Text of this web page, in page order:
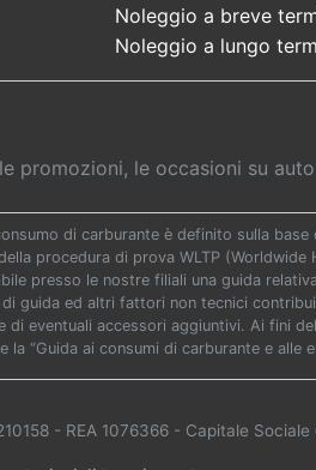
Noleggio a breve
Noleggio a lungo
promozioni, le occasioni su
di carburante è definito sulla
procedura di prova WLTP
presso le nostre filiali una guida
guida ed altri fattori non tecnici
di eventuali accessori aggiuntivi. Ai fini
“Guida ai consumi di carburante e
- REA 1076366 - Capitale